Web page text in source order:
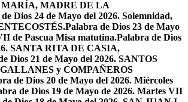
MARÍA, MADRE DE LA
Dios 24 de Mayo del 2026. Solemnidad,
Palabra de Dios 23 de Mayo
de Pascua Misa matutina.Palabra de Dios
SANTA RITA DE CASIA,
Dios 21 de Mayo del 2026. SANTOS
y COMPAÑEROS
de Dios 20 de Mayo del 2026. Miércoles
de Dios 19 de Mayo de 2026. Martes VII